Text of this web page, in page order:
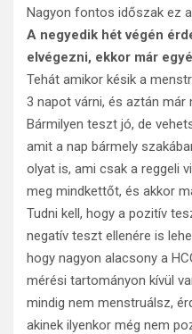
Nagyon fontos időszak ez
A negyedik hét végén
elvégezni, ekkor már
Tehát amikor késik a
3 napot várni, és aztán már
Bármilyen teszt jó, de
amit a nap bármely
olyat is, ami csak a reggeli
meg mindkettőt, és akkor
Tudni kell, hogy a pozitív
negatív teszt ellenére is
hogy nagyon alacsony a
mérési tartományon kívül
mindig nem menstruálsz,
akinek ilyenkor még nem